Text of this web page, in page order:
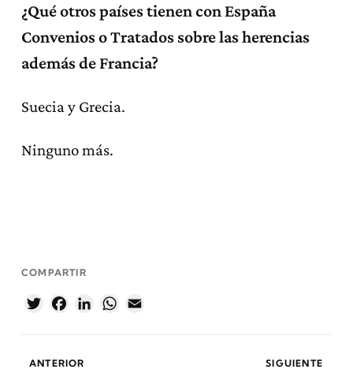
¿Qué otros países tienen con España
Convenios o Tratados sobre las herencias
además de Francia?
Suecia y Grecia.
Ninguno más.
COMPARTIR
TwitterFacebookLinkedInWhatsApp
ANTERIOR SIGUIENTE